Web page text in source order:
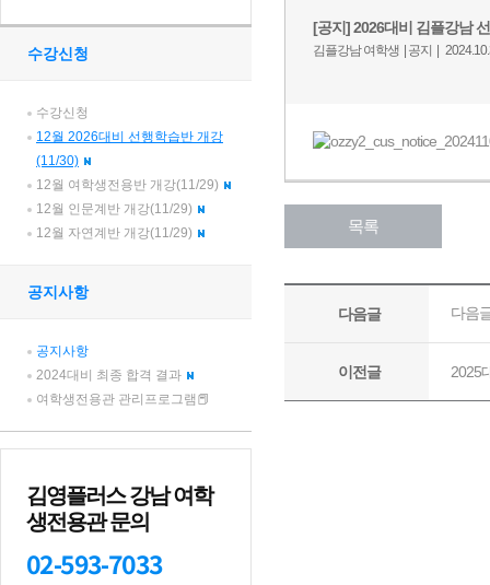
수강신청
수강신청
12월 2026대비 선행학습반 개강
(11/30)
12월 여학생전용반 개강(11/29)
12월 인문계반 개강(11/29)
12월 자연계반 개강(11/29)
공지사항
공지사항
2024대비 최종 합격 결과
여학생전용관 관리프로그램📕
김영플러스 강남 여학
생전용관 문의
02-593-7033